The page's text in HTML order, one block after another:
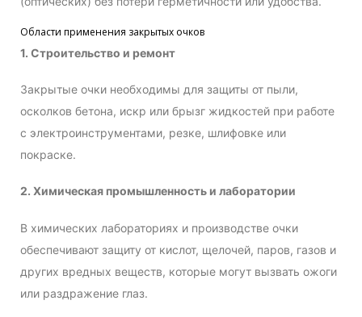
Области применения закрытых очков
1. Строительство и ремонт
Закрытые очки необходимы для защиты от пыли,
осколков бетона, искр или брызг жидкостей при работе
с электроинструментами, резке, шлифовке или
покраске.
2. Химическая промышленность и лаборатории
В химических лабораториях и производстве очки
обеспечивают защиту от кислот, щелочей, паров, газов и
других вредных веществ, которые могут вызвать ожоги
или раздражение глаз.